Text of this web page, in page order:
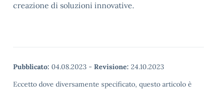
creazione di soluzioni innovative.
Pubblicato: 04.08.2023 - Revisione: 24.10.2023
Eccetto dove diversamente specificato, questo articolo è